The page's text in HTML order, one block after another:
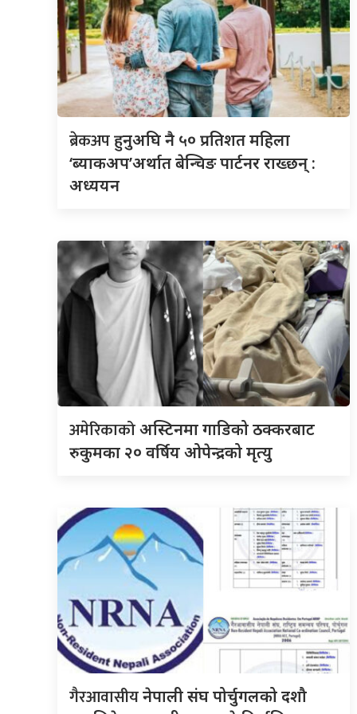
ब्रेकअपहुनुअघि नै ५० प्रतिशत महिला
‘ब्याकअप’अर्थात बेन्चिङ पार्टनर राख्छन् :
अध्ययन
अमेरिकाकोअस्टिनमा गाडिको ठक्करबाट
रुकुमका २० वर्षिय ओपेन्द्रको मृत्यु
गैरआवासीयनेपाली संघ पोर्चुगलको दशौ